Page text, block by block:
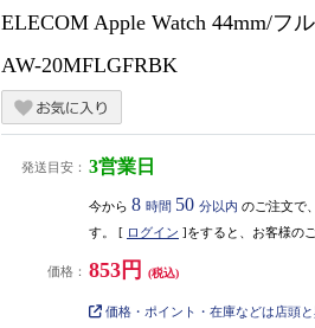
ELECOM Apple Watch 44mm/フ
AW-20MFLGFRBK
発送目安： 3営業日
今から 8 時間 50 分以内 のご注文で
す。 [ ログイン ]をすると、お客様の
価格： 853円 (税込)
価格・ポイント・在庫などは店頭